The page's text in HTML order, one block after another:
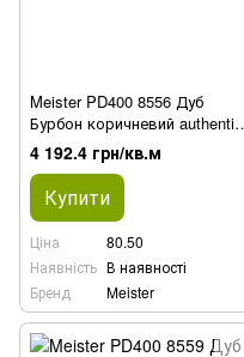
Meister PD400 8556 Дуб
Бурбон коричневий authentic
паркетна дошка Residence
4 192.4 грн/кв.м
Купити
Ціна
80.50
Наявність В наявності
Бренд
Meister